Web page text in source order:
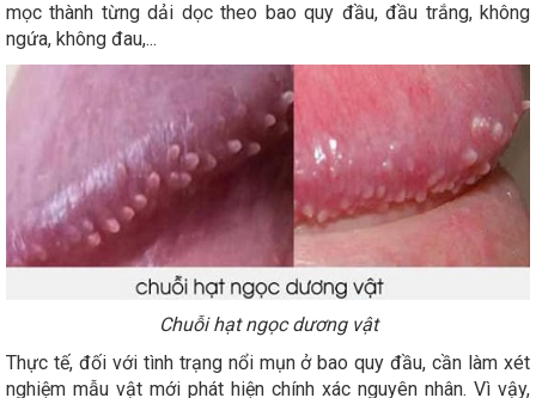
mọc thành từng dải dọc theo bao quy đầu, đầu trắng, không
ngứa, không đau,...
Chuỗi hạt ngọc dương vật
Thực tế, đối với tình trạng nổi mụn ở bao quy đầu, cần làm xét
nghiệm mẫu vật mới phát hiện chính xác nguyên nhân. Vì vậy,